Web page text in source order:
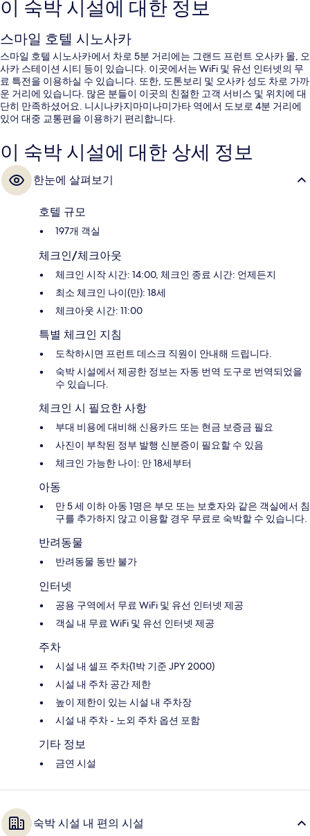
이 숙박 시설에 대한 정보
스마일 호텔 시노사카
스마일 호텔 시노사카에서 차로 5분 거리에는 그랜드 프런트 오사카 몰, 오
사카 스테이션 시티 등이 있습니다. 이곳에서는 WiFi 및 유선 인터넷의 무
료 특전을 이용하실 수 있습니다. 또한, 도톤보리 및 오사카 성도 차로 가까
운 거리에 있습니다. 많은 분들이 이곳의 친절한 고객 서비스 및 위치에 대
단히 만족하셨어요. 니시나카지마미나미가타 역에서 도보로 4분 거리에
있어 대중 교통편을 이용하기 편리합니다.
이 숙박 시설에 대한 상세 정보
한눈에 살펴보기
호텔 규모
197개 객실
체크인/체크아웃
체크인 시작 시간: 14:00, 체크인 종료 시간: 언제든지
최소 체크인 나이(만): 18세
체크아웃 시간: 11:00
특별 체크인 지침
도착하시면 프런트 데스크 직원이 안내해 드립니다.
숙박 시설에서 제공한 정보는 자동 번역 도구로 번역되었을
수 있습니다.
체크인 시 필요한 사항
부대 비용에 대비해 신용카드 또는 현금 보증금 필요
사진이 부착된 정부 발행 신분증이 필요할 수 있음
체크인 가능한 나이: 만 18세부터
아동
만 5 세 이하 아동 1명은 부모 또는 보호자와 같은 객실에서 침
구를 추가하지 않고 이용할 경우 무료로 숙박할 수 있습니다.
반려동물
반려동물 동반 불가
인터넷
공용 구역에서 무료 WiFi 및 유선 인터넷 제공
객실 내 무료 WiFi 및 유선 인터넷 제공
주차
시설 내 셀프 주차(1박 기준 JPY 2000)
시설 내 주차 공간 제한
높이 제한이 있는 시설 내 주차장
시설 내 주차 - 노외 주차 옵션 포함
기타 정보
금연 시설
숙박 시설 내 편의 시설